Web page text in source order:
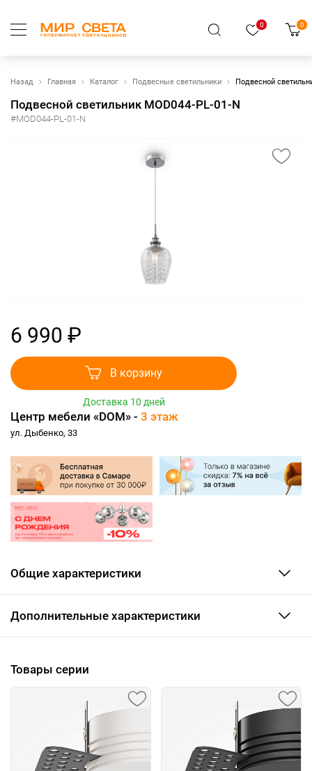
0 0
Назад Главная Каталог Подвесные светильники Подвесной
Подвесной светильник MOD044-PL-01-N
#MOD044-PL-01-N
6 990 ₽
В корзину
Доставка 10 дней
Центр мебели «DOM» - 3 этаж
ул. Дыбенко, 33
Общие характеристики
Дополнительные характеристики
Товары серии